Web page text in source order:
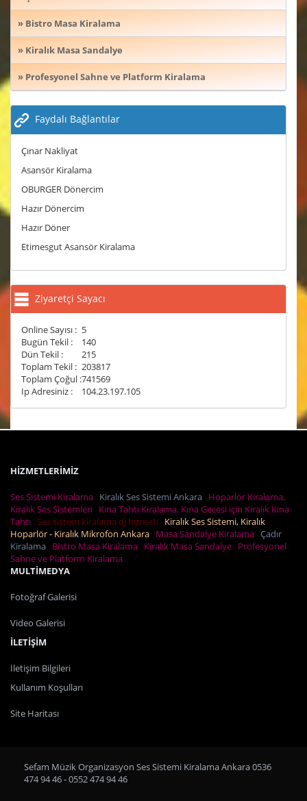
» Bistro Masa Kiralama
» Kiralık Masa Sandalye
» Profesyonel Sahne ve Platform Kiralama
Faydalı Bağlantılar
Çınar Nakliyat
Asansör Kiralama
OBURGER Dönercim
Hazır Dönercim
Hazır Döner
Etimesgut Asansör Kiralama
Ziyaretçi Sayacı
Online Sayısı : 5
Bugün Tekil :
140
Dün Tekil :
215
Toplam Tekil : 203817
Toplam Çoğul :741569
Ip Adresiniz :
104.23.197.105
HİZMETLERİMİZ
Ses Sistemi Kiralama Kiralık Ses Sistemi Ankara Hoparlör Kiralama,
Kiralık Ses Sistemleri Kına Tahtı Kiralama, Kına Gecesi için Kiralık Kına
Tahtı Ses sistem kiralama dj hizmeti
Kiralık Ses Sistemi, Kiralık
Hoparlör - Kiralık Mikrofon Ankara Masa Sandalye Kiralama Çadır
Kiralama Bistro Masa Kiralama Kiralık Masa Sandalye Profesyonel
Sahne ve Platform Kiralama
MULTİMEDYA
Fotoğraf Galerisi
Video Galerisi
İLETİŞİM
İletişim Bilgileri
Kullanım Koşulları
Site Haritası
Sefam Müzik Organizasyon Ses Sistemi Kiralama Ankara 0536
474 94 46 - 0552 474 94 46